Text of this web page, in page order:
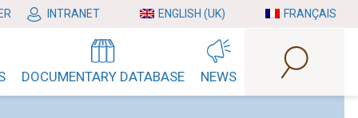
INTRANET ENGLISH (UK) FRANÇAIS
DOCUMENTARY DATABASE NEWS